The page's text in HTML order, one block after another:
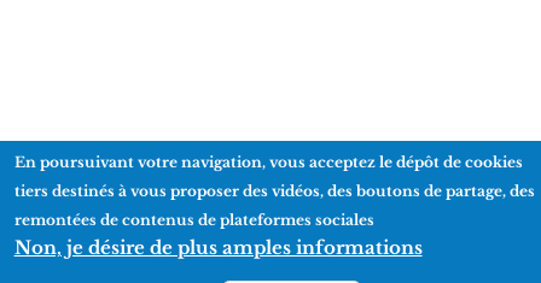
En poursuivant votre navigation, vous acceptez le dépôt de cookies
tiers destinés à vous proposer des vidéos, des boutons de partage, des
remontées de contenus de plateformes sociales
Non, je désire de plus amples informations